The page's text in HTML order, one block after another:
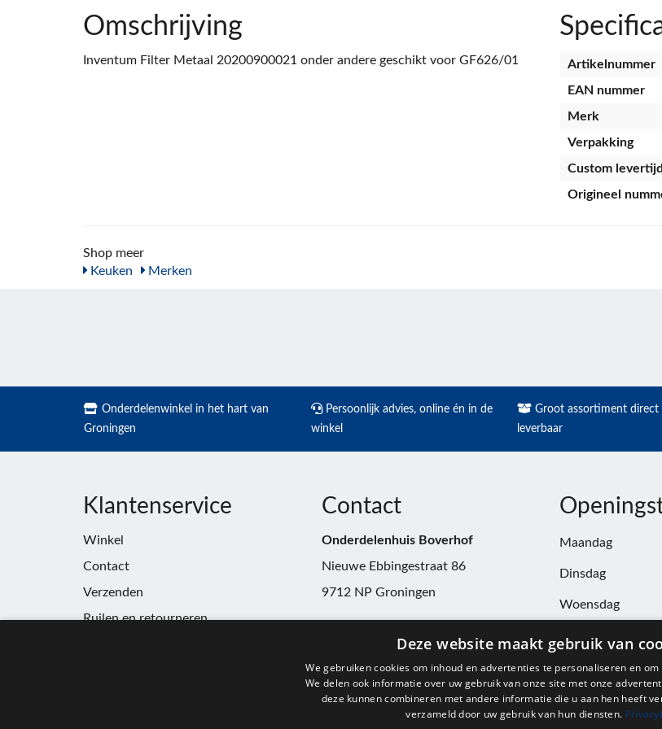
Omschrijving
Inventum Filter Metaal 20200900021 onder andere geschikt voor GF626/01 Artikelnummer
EAN nummer
Merk
Verpakking
Custom levertijd
Origineel
Shop meer
Keuken
Merken
Onderdelenwinkel in het hart van
Groningen
Persoonlijk advies, online én in de
winkel
Groot assortiment direct
leverbaar
Klantenservice
Winkel
Contact
Verzenden
Ruilen en retourneren
Contact
Onderdelenhuis Boverhof
Nieuwe Ebbingestraat 86
9712 NP Groningen
winkel@onderdelenhuisgroningen.nl
91037743
Maandag
Dinsdag
Woensdag
Donderdag
Vrijdag
Zaterdag
Deze website maakt gebruik van
We gebruiken cookies om inhoud en advertenties te personaliseren en
We delen ook informatie over uw gebruik van onze site met onze
deze kunnen combineren met andere informatie die u aan hen heeft
verzameld door uw gebruik van hun diensten.